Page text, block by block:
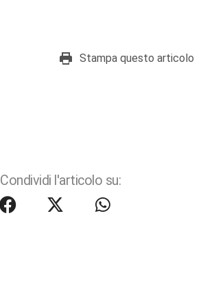
Stampa questo articolo
Condividi l'articolo su: